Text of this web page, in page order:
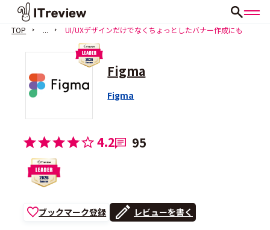
TOP ... UI/UXデザインだけでなくちょっとしたバナー作成にも
Figma
Figma
4.2 95
ブックマーク登録 レビューを書く